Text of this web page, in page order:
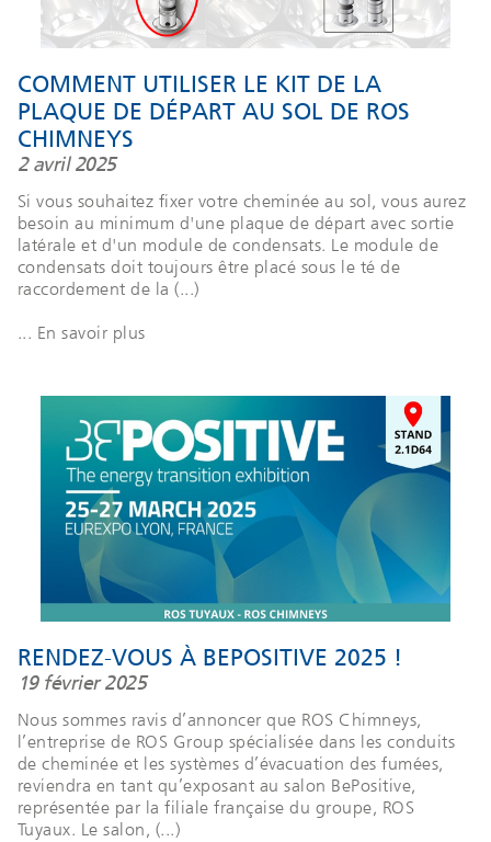
COMMENT UTILISER LE KIT DE LA
PLAQUE DE DÉPART AU SOL DE ROS
CHIMNEYS
2 avril 2025
Si vous souhaitez fixer votre cheminée au sol, vous aurez
besoin au minimum d'une plaque de départ avec sortie
latérale et d'un module de condensats. Le module de
condensats doit toujours être placé sous le té de
raccordement de la (...)
... En savoir plus
RENDEZ-VOUS À BEPOSITIVE 2025 !
19 février 2025
Nous sommes ravis d’annoncer que ROS Chimneys,
l’entreprise de ROS Group spécialisée dans les conduits
de cheminée et les systèmes d’évacuation des fumées,
reviendra en tant qu’exposant au salon BePositive,
représentée par la filiale française du groupe, ROS
Tuyaux. Le salon, (...)